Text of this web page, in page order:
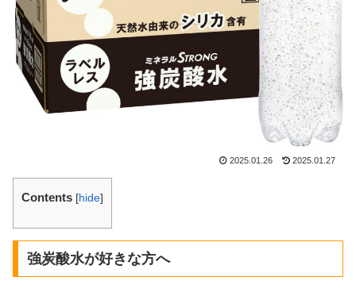
2025.01.26 2025.01.27
Contents [hide]
強炭酸水が好きな方へ